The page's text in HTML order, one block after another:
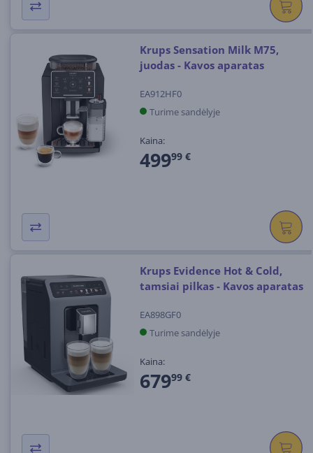
Krups Sensation Milk M75,
juodas - Kavos aparatas
EA912HF0
Turime sandėlyje
Kaina:
49999 €
Krups Evidence Hot & Cold,
tamsiai pilkas - Kavos aparatas
EA898GF0
Turime sandėlyje
Kaina:
67999 €